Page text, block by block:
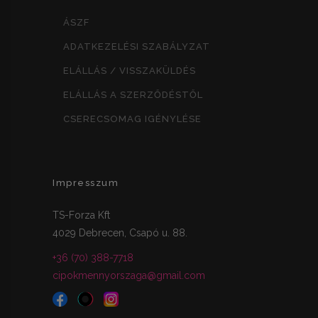
ÁSZF
ADATKEZELÉSI SZABÁLYZAT
ELÁLLÁS / VISSZAKÜLDÉS
ELÁLLÁS A SZERZŐDÉSTŐL
CSERECSOMAG IGÉNYLÉSE
Impresszum
TS-Forza Kft
4029 Debrecen, Csapó u. 88.
+36 (70) 388-7718
cipokmennyorszaga@gmail.com